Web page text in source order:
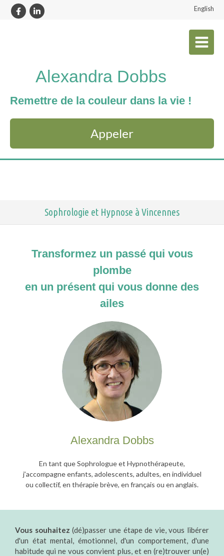
English
Alexandra Dobbs
Remettre de la couleur dans la vie !
Appeler
Sophrologie et Hypnose à Vincennes
Transformez un passé qui vous
plombe
en un présent qui vous donne des
ailes
Alexandra Dobbs
En tant que Sophrologue et Hypnothérapeute,
j’accompagne enfants, adolescents, adultes, en individuel
ou collectif, en thérapie brève, en français ou en anglais.
Vous souhaitez (dé)passer une étape de vie, vous libérer
d'un état mental, émotionnel, d'un comportement, d'une
habitude qui ne vous convient plus, et en (re)trouver un(e)